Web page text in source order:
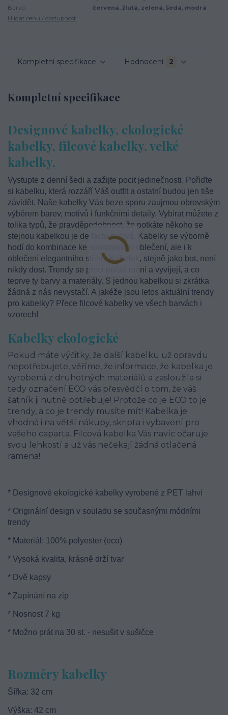
Barva:
červená, žlutá, zelená, šedá, modrá
Hlídat cenu / dostupnost
Kompletní specifikace Hodnocení 2
Kompletní specifikace
Designové kabelky, ekologické
kabelky, filcové kabelky, velké
kabelky,
Vystupte z denní šedi a zažijte pocit jedinečnosti. Pořiďte
si kabelku, která rozzáří Váš outfit a ostatní budou jen tiše
závidět. Naše kabelky Vás beze sporu zaujmou obrovským
výběrem barev, motivů i funkčními detaily. Vybírat můžete z
tolika typů, že pravděpodobnost, že potkáte někoho se
stejnou kabelkou je de facto mizivá. Kabelky se výborně
hodí do kombinace ke sportovnímu oblečení, ale i k
oblečení elegantního střihu. Kabelek, stejně jako bot, není
nikdy dost. Trendy se přeci pořád mění a vyvíjejí, a co
teprve ty barvy a materiály. S jednou kabelkou si zkrátka
žádná z nás nevystačí. A jakéže jsou letos aktuální trendy
pro kabelky? Přece filcové kabelky ve všech barvách i
vzorech!
Kabelky ekologické
Pokud máte výčitky, že další kabelku už opravdu
nepotřebujete, věříme, že informace, že kabelka je
vyrobená z druhotných materiálů a zasloužila si
tedy označení ECO vás přesvědčí o tom, že váš
šatník ji nutně potřebuje! Protože co je ECO to je
trendy, a co je trendy musíte mít! Kabelka je
vhodná i na větší nákupy, skripta i vybavení pro
vašeho caparta. Filcová kabelka Vás navíc očaruje
svou lehkostí a už vás nečekají žádná otlačená
ramena!
* Designové ekologické kabelky vyrobené z PET lahví
* Originální design v souladu se současnými módními
trendy
* Materiál: 100% polyester (eco)
* Vysoká kvalita, krásně drží tvar
* Dvě kapsy
* Zapínání na zip
* Nosnost 7 kg
* Možno prát na 30 st. - nesušit v sušičce
Rozměry kabelky
Šířka: 32 cm
Výška: 42 cm